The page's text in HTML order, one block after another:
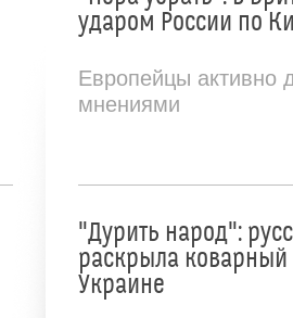
ударом России по
Европейцы активно
мнениями
"Дурить народ":
раскрыла
Украине